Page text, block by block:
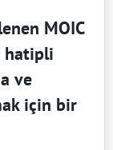
MOIC
hatipli
ve
için bir